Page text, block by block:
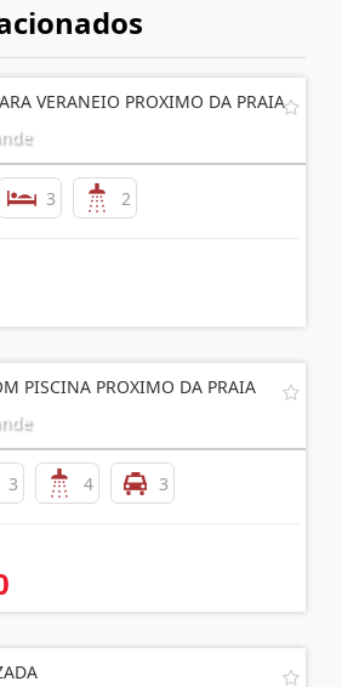
VERANEIO PROXIMO DA PRAIA
3 2
PISCINA PROXIMO DA PRAIA
3 4 3